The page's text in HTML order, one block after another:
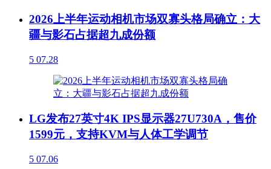
2026上半年运动相机市场双寡头格局确立：大
疆与影石占据超九成份额
5 07.28
LG发布27英寸4K IPS显示器27U730A，售价
1599元，支持KVM与人体工学调节
5 07.06